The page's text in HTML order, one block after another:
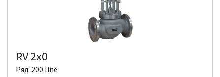
RV 2x0
Ряд: 200 line